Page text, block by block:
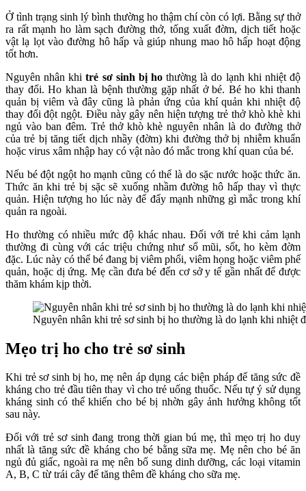
Ở tình trạng sinh lý bình thường ho thậm chí còn có lợi. Bằng sự thở
ra rất mạnh ho làm sạch đường thở, tống xuất đờm, dịch tiết hoặc
vật lạ lọt vào đường hô hấp và giúp nhung mao hô hấp hoạt động
tốt hơn.
Nguyên nhân khitrẻ sơ sinh bị ho thường là do lạnh khi nhiệt độ
thay đổi. Ho khan là bệnh thường gặp nhất ở bé. Bé ho khi thanh
quản bị viêm và đây cũng là phản ứng của khí quản khi nhiệt độ
thay đổi đột ngột. Điều này gây nên hiện tượng trẻ thở khò khè khi
ngủ vào ban đêm. Trẻ thở khò khè nguyên nhân là do đường thở
của trẻ bị tăng tiết dịch nhầy (đờm) khi đường thở bị nhiễm khuẩn
hoặc virus xâm nhập hay có vật nào đó mắc trong khí quan của bé.
Nếu bé đột ngột ho mạnh cũng có thể là do sặc nước hoặc thức ăn.
Thức ăn khi trẻ bị sặc sẽ xuống nhầm đường hô hấp thay vì thực
quản. Hiện tượng ho lúc này để đẩy mạnh những gì mắc trong khí
quản ra ngoài.
Ho thường có nhiều mức độ khác nhau. Đối với trẻ khi cảm lạnh
thường đi cùng với các triệu chứng như sổ mũi, sốt, ho kèm đờm
đặc. Lúc này có thể bé đang bị viêm phổi, viêm họng hoặc viêm phế
quản, hoặc dị ứng. Mẹ cần đưa bé đến cơ sở y tế gần nhất để được
thăm khám kịp thời.
Nguyên nhân khi trẻ sơ sinh bị ho thường là do lạnh khi nhiệt
Mẹo trị ho cho trẻ sơ sinh
Khi trẻ sơ sinh bị ho, mẹ nên áp dụng các biện pháp để tăng sức đề
kháng cho trẻ đầu tiên thay vì cho trẻ uống thuốc. Nếu tự ý sử dụng
kháng sinh có thể khiến cho bé bị nhờn gây ảnh hưởng không tốt
sau này.
Đối với trẻ sơ sinh đang trong thời gian bú mẹ, thì mẹo trị ho duy
nhất là tăng sức đề kháng cho bé bằng sữa mẹ. Mẹ nên cho bé ăn
ngủ đủ giấc, ngoài ra mẹ nên bổ sung dinh dưỡng, các loại vitamin
A, B, C từ trái cây để tăng thêm đề kháng cho sữa mẹ.